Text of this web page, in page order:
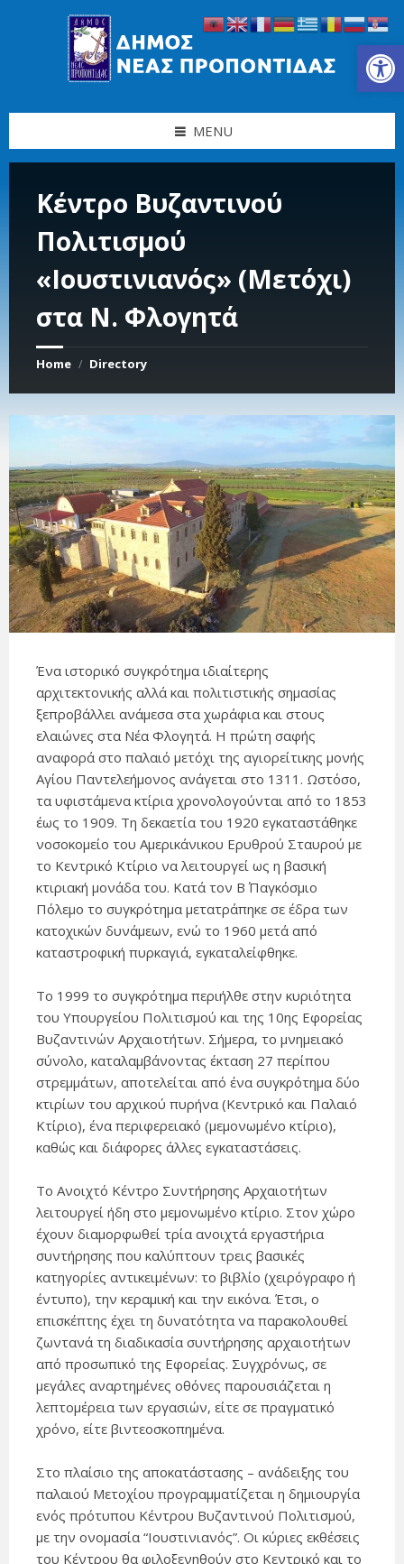
Ανοίξτε τη γραμμή εργαλείων
MENU
Κέντρο Βυζαντινού
Πολιτισμού
«Ιουστινιανός» (Μετόχι)
στα Ν. Φλογητά
Home / Directory
Ένα ιστορικό συγκρότημα ιδιαίτερης
αρχιτεκτονικής αλλά και πολιτιστικής σημασίας
ξεπροβάλλει ανάμεσα στα χωράφια και στους
ελαιώνες στα Νέα Φλογητά. Η πρώτη σαφής
αναφορά στο παλαιό μετόχι της αγιορείτικης μονής
Αγίου Παντελεήμονος ανάγεται στο 1311. Ωστόσο,
τα υφιστάμενα κτίρια χρονολογούνται από το 1853
έως το 1909. Τη δεκαετία του 1920 εγκαταστάθηκε
νοσοκομείο του Αμερικάνικου Ερυθρού Σταυρού με
το Κεντρικό Κτίριο να λειτουργεί ως η βασική
κτιριακή μονάδα του. Κατά τον Β΄ Παγκόσμιο
Πόλεμο το συγκρότημα μετατράπηκε σε έδρα των
κατοχικών δυνάμεων, ενώ το 1960 μετά από
καταστροφική πυρκαγιά, εγκαταλείφθηκε.
Το 1999 το συγκρότημα περιήλθε στην κυριότητα
του Υπουργείου Πολιτισμού και της 10ης Εφορείας
Βυζαντινών Αρχαιοτήτων. Σήμερα, το μνημειακό
σύνολο, καταλαμβάνοντας έκταση 27 περίπου
στρεμμάτων, αποτελείται από ένα συγκρότημα δύο
κτιρίων του αρχικού πυρήνα (Κεντρικό και Παλαιό
Κτίριο), ένα περιφερειακό (μεμονωμένο κτίριο),
καθώς και διάφορες άλλες εγκαταστάσεις.
Το Ανοιχτό Κέντρο Συντήρησης Αρχαιοτήτων
λειτουργεί ήδη στο μεμονωμένο κτίριο. Στον χώρο
έχουν διαμορφωθεί τρία ανοιχτά εργαστήρια
συντήρησης που καλύπτουν τρεις βασικές
κατηγορίες αντικειμένων: το βιβλίο (χειρόγραφο ή
έντυπο), την κεραμική και την εικόνα. Έτσι, ο
επισκέπτης έχει τη δυνατότητα να παρακολουθεί
ζωντανά τη διαδικασία συντήρησης αρχαιοτήτων
από προσωπικό της Εφορείας. Συγχρόνως, σε
μεγάλες αναρτημένες οθόνες παρουσιάζεται η
λεπτομέρεια των εργασιών, είτε σε πραγματικό
χρόνο, είτε βιντεοσκοπημένα.
Στο πλαίσιο της αποκατάστασης – ανάδειξης του
παλαιού Μετοχίου προγραμματίζεται η δημιουργία
ενός πρότυπου Κέντρου Βυζαντινού Πολιτισμού,
με την ονομασία “Ιουστινιανός”. Οι κύριες εκθέσεις
του Κέντρου θα φιλοξενηθούν στο Κεντρικό και το